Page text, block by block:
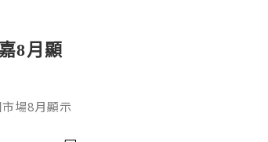
8月顯
場8月顯示
約4500元